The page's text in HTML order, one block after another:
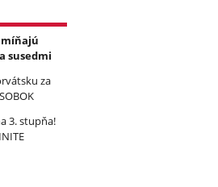
susedmi
za
3. stupňa!